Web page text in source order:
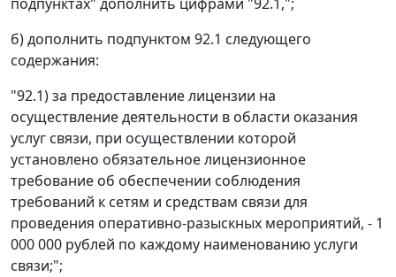
подпунктах" дополнить цифрами "92.1,";
б) дополнить подпунктом 92.1 следующего
содержания:
"92.1) за предоставление лицензии на
осуществление деятельности в области оказания
услуг связи, при осуществлении которой
установлено обязательное лицензионное
требование об обеспечении соблюдения
требований к сетям и средствам связи для
проведения оперативно-разыскных мероприятий, - 1
000 000 рублей по каждому наименованию услуги
связи;";